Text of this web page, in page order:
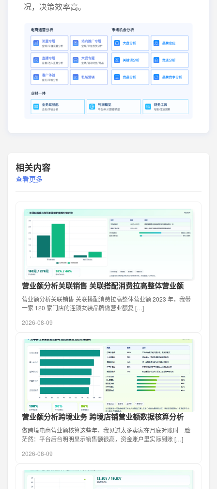
况，决策效率高。
相关内容
查看更多
营业额分析关联销售 关联搭配消费拉高整体营业额
营业额分析关联销售 关联搭配消费拉高整体营业额 2023 年，我带
一家 120 家门店的连锁女装品牌做营业额复 […]
2026-08-09
营业额分析跨境业务 跨境店铺营业额数据核算分析
做跨境电商营业额核算这些年，我见过太多卖家在月底对账时一脸
茫然：平台后台明明显示销售额很高，资金账户里实际到账 […]
2026-08-09